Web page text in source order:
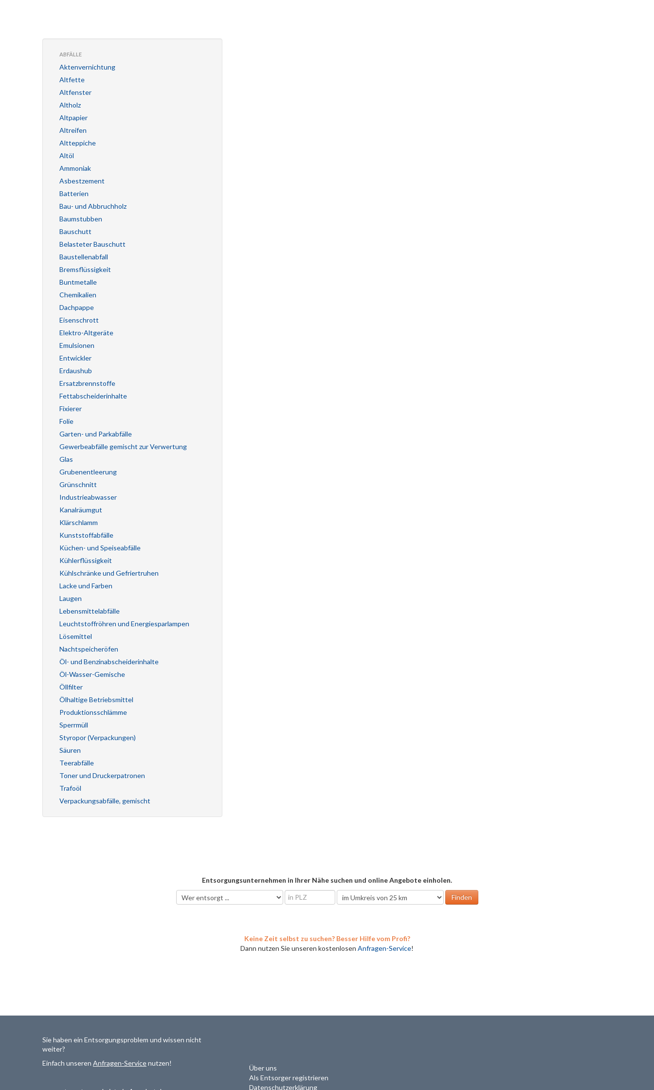
ABFÄLLE
Aktenvernichtung
Altfette
Altfenster
Altholz
Altpapier
Altreifen
Altteppiche
Altöl
Ammoniak
Asbestzement
Batterien
Bau- und Abbruchholz
Baumstubben
Bauschutt
Belasteter Bauschutt
Baustellenabfall
Bremsflüssigkeit
Buntmetalle
Chemikalien
Dachpappe
Eisenschrott
Elektro-Altgeräte
Emulsionen
Entwickler
Erdaushub
Ersatzbrennstoffe
Fettabscheiderinhalte
Fixierer
Folie
Garten- und Parkabfälle
Gewerbeabfälle gemischt zur Verwertung
Glas
Grubenentleerung
Grünschnitt
Industrieabwasser
Kanalräumgut
Klärschlamm
Kunststoffabfälle
Küchen- und Speiseabfälle
Kühlerflüssigkeit
Kühlschränke und Gefriertruhen
Lacke und Farben
Laugen
Lebensmittelabfälle
Leuchtstoffröhren und Energiesparlampen
Lösemittel
Nachtspeicheröfen
Öl- und Benzinabscheiderinhalte
Öl-Wasser-Gemische
Öllfilter
Ölhaltige Betriebsmittel
Produktionsschlämme
Sperrmüll
Styropor (Verpackungen)
Säuren
Teerabfälle
Toner und Druckerpatronen
Trafoöl
Verpackungsabfälle, gemischt
Entsorgungsunternehmen in Ihrer Nähe suchen und online Angebote einholen.
Keine Zeit selbst zu suchen? Besser Hilfe vom Profi?
Dann nutzen Sie unseren kostenlosen Anfragen-Service!
Sie haben ein Entsorgungsproblem und wissen nicht
weiter?
Einfach unseren Anfragen-Servicenutzen!
Über uns
Als Entsorger registrieren
Datenschutzerklärung